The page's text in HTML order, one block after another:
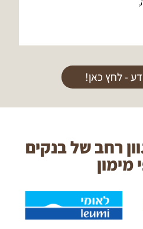
- לחץ כאן!
רחב של בנקים
מימון